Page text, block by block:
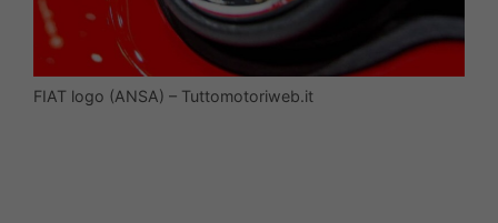
FIAT logo (ANSA) – Tuttomotoriweb.it